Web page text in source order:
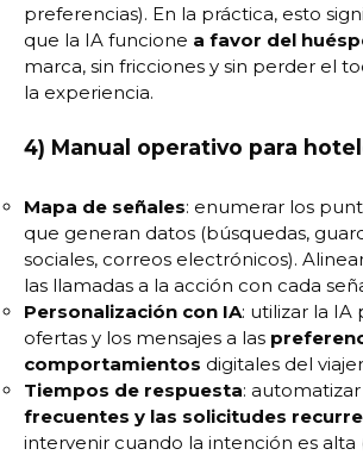
preferencias). En la práctica, esto
que la IA funcione a favor del
marca, sin fricciones y sin perder el
la experiencia.
4) Manual operativo para
Mapa de señales: enumerar los
que generan datos (búsquedas,
sociales, correos electrónicos).
las llamadas a la acción con cada
Personalización con IA: utilizar la IA
ofertas y los mensajes a las
comportamientos digitales del
Tiempos de respuesta: automatizar
frecuentes y las solicitudes
intervenir cuando la intención es alta